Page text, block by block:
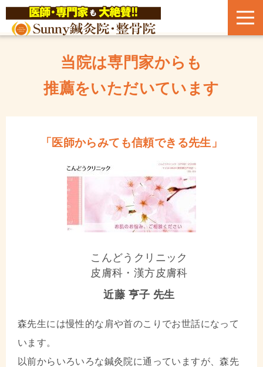
当院は専門家からも
推薦をいただいています
「医師からみても信頼できる先生」
こんどうクリニック
皮膚科・漢方皮膚科
近藤 亨子 先生
森先生には慢性的な肩や首のこりでお世話になって
います。
以前からいろいろな鍼灸院に通っていますが、森先